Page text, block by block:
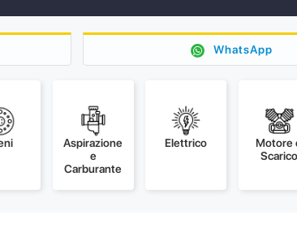
WhatsApp
Aspirazione
e
Carburante
Elettrico
Motore
Scarico